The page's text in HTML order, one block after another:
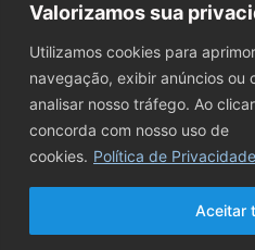
Valorizamos sua
Utilizamos cookies para
navegação, exibir anúncios ou
analisar nosso tráfego. Ao
concorda com nosso uso de
cookies. Política de Privacidade
Aceitar
SIGA-NOS!
Ferramentas E
Design by